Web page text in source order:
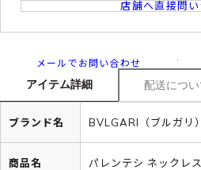
店舗へ直接問
メールでお問い合わせ
アイテム詳細 配送につい
ブランド名 BVLGARI（ブルガリ）
商品名
パレンテシ ネックレ